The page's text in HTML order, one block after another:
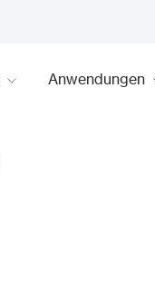
Anwendungen